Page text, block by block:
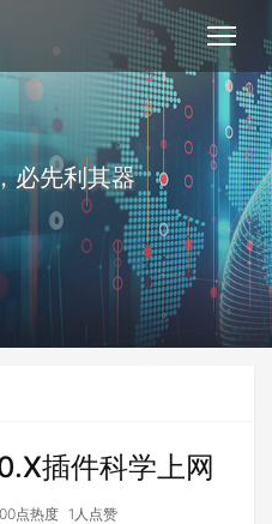
必先利其器
插件科学上网
点热度 1人点赞